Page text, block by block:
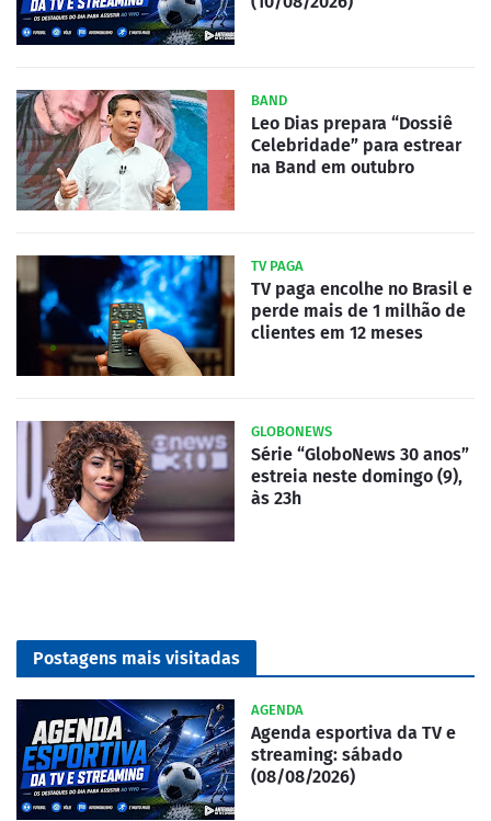
BAND
Leo Dias prepara “Dossiê
Celebridade” para estrear
na Band em outubro
TV PAGA
TV paga encolhe no Brasil e
perde mais de 1 milhão de
clientes em 12 meses
GLOBONEWS
Série “GloboNews 30 anos”
estreia neste domingo (9),
às 23h
Postagens mais visitadas
AGENDA
Agenda esportiva da TV e
streaming: sábado
(08/08/2026)